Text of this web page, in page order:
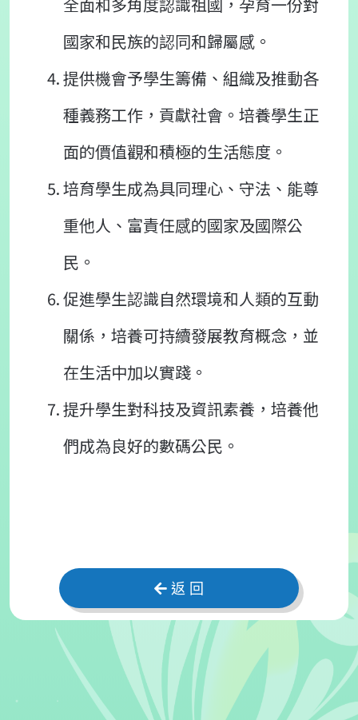
國家和民族的認同和歸屬感。
提供機會予學生籌備、組織及推動各
種義務工作，貢獻社會。培養學生正
面的價值觀和積極的生活態度。
培育學生成為具同理心、守法、能尊
重他人、富責任感的國家及國際公
民。
促進學生認識自然環境和人類的互動
關係，培養可持續發展教育概念，並
在生活中加以實踐。
提升學生對科技及資訊素養，培養他
們成為良好的數碼公民。
返 回